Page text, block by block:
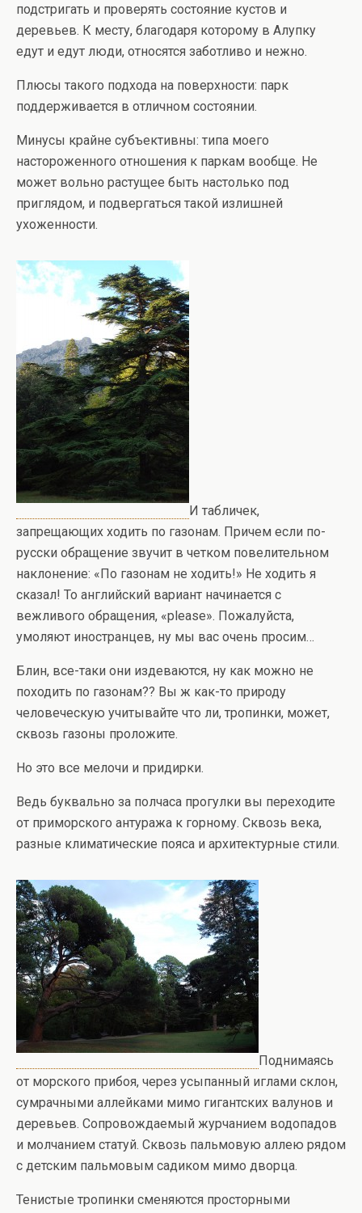
подстригать и проверять состояние кустов и
деревьев. К месту, благодаря которому в Алупку
едут и едут люди, относятся заботливо и нежно.
Плюсы такого подхода на поверхности: парк
поддерживается в отличном состоянии.
Минусы крайне субъективны: типа моего
настороженного отношения к паркам вообще. Не
может вольно растущее быть настолько под
приглядом, и подвергаться такой излишней
ухоженности.
И табличек,
запрещающих ходить по газонам. Причем если по-
русски обращение звучит в четком повелительном
наклонение: «По газонам не ходить!» Не ходить я
сказал! То английский вариант начинается с
вежливого обращения, «please». Пожалуйста,
умоляют иностранцев, ну мы вас очень просим…
Блин, все-таки они издеваются, ну как можно не
походить по газонам?? Вы ж как-то природу
человеческую учитывайте что ли, тропинки, может,
сквозь газоны проложите.
Но это все мелочи и придирки.
Ведь буквально за полчаса прогулки вы переходите
от приморского антуража к горному. Сквозь века,
разные климатические пояса и архитектурные стили.
Поднимаясь
от морского прибоя, через усыпанный иглами склон,
сумрачными аллейками мимо гигантских валунов и
деревьев. Сопровождаемый журчанием водопадов
и молчанием статуй. Сквозь пальмовую аллею рядом
с детским пальмовым садиком мимо дворца.
Тенистые тропинки сменяются просторными